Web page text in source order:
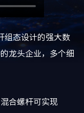
组态设计的强大数
龙头企业，多个细
合螺杆可实现